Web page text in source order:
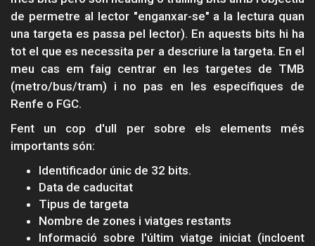
de permetre al lector "enganxar-se" a la lectura quan
una targeta es passa pel lector). En aquests bits hi ha
tot el que es necessita per a descriure la targeta. En el
meu cas em faig centrar en les targetes de TMB
(metro/bus/tram) i no pas en les específiques de
Renfe o FGC.
Fent un cop d'ull per sobre els elements més
importants són:
Identificador únic de 32 bits.
Data de caducitat
Tipus de targeta
Nombre de zones i viatges restants
Informació sobre l'últim viatge iniciat (incloent